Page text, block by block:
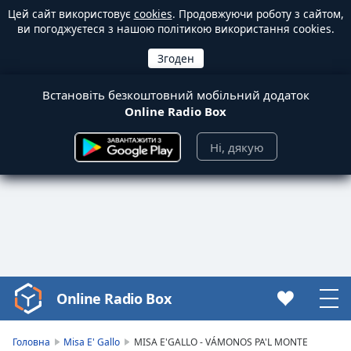
Цей сайт використовує cookies. Продовжуючи роботу з сайтом,
ви погоджуєтеся з нашою політикою використання cookies.
Встановіть безкоштовний мобільний додаток
Online Radio Box
Ні, дякую
Video
Player
Online Radio Box
Головна Misa E' Gallo MISA E'GALLO - VÁMONOS PA'L MONTE